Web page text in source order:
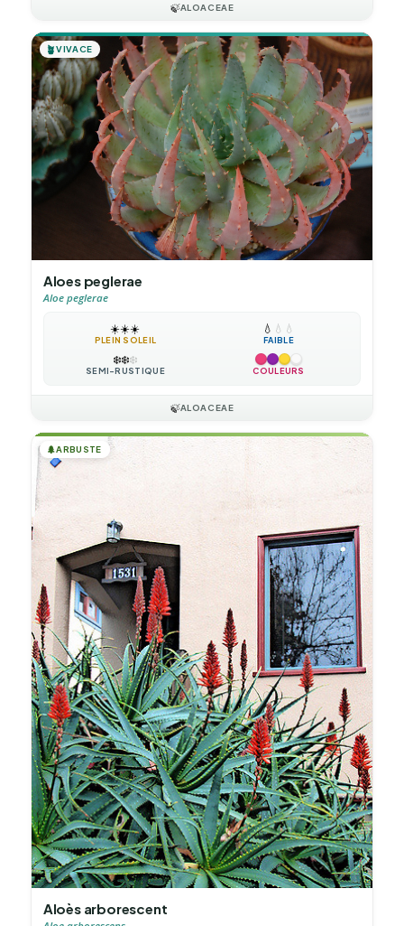
🍃ALOACEAE
🪴VIVACE
Aloes peglerae
Aloe peglerae
☀️☀️☀️
PLEIN SOLEIL
💧 💧 💧
FAIBLE
❄️❄️❄️
SEMI-RUSTIQUE COULEURS
🍃ALOACEAE
🌲ARBUSTE
Aloès arborescent